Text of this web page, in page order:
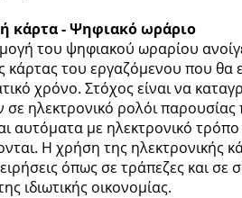
κάρτα - Ψηφιακό ωράριο
του ψηφιακού ωραρίου
κάρτας του εργαζόμενου που
χρόνο. Στόχος είναι να
σε ηλεκτρονικό ρολόι
αυτόματα με ηλεκτρονικό
Η χρήση της ηλεκτρονικής
όπως σε τράπεζες και
ιδιωτικής οικονομίας.